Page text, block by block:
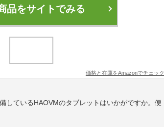
品をサイトでみる
価格と在庫をAmazonでチェック
しているHAOVMのタブレットはいかがですか。便